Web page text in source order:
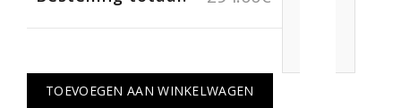
TOEVOEGEN AAN WINKELWAGEN